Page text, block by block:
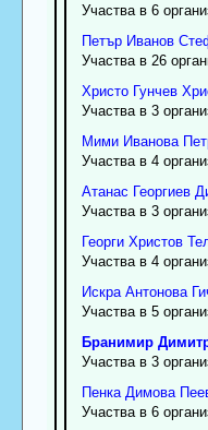
Участва в 6
Петър Иванов
Участва в 26
Христо Гунчев
Участва в 3
Мими Иванова
Участва в 4
Атанас Георгиев
Участва в 3
Георги Христов
Участва в 4
Искра Антонова
Участва в 5
Бранимир
Участва в 3
Пенка Димова
Участва в 6